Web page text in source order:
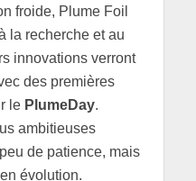
froide, Plume Foil
la recherche et au
innovations verront
des premières
le PlumeDay.
ambitieuses
de patience, mais
évolution.